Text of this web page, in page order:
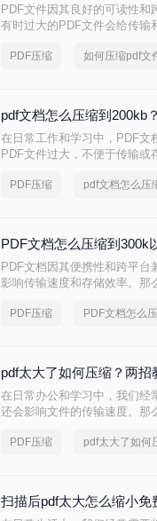
PDF文件因其良好的可读性和
有时过大的PDF文件会给传输
PDF压缩
pdf文档怎么压缩到200kb
在日常工作和学习中，PDF文
PDF文件过大，不便于传输或
法。
PDF压缩 pdf文档怎么压
PDF文档怎么压缩到300k
PDF文档因其便携性和跨平
影响传输速度和存储效率。那
PDF压缩 PDF文档怎么
pdf太大了如何压缩？两招
在日常办公和学习中，我们经
还会影响文件的传输速度。那
PDF压缩 pdf太大了如何
扫描后pdf太大怎么缩小免